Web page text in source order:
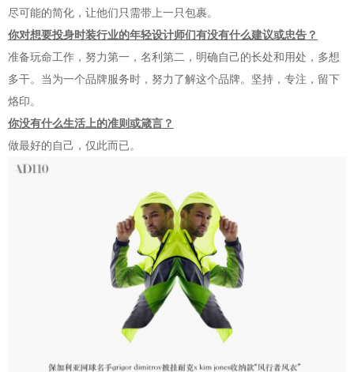
尽可能的简化，让他们只需带上一只包裹。
你对想要投身时装行业的年轻设计师们有没有什么建议或忠告？
准备玩命工作，努力第一，名利第二，明确自己的长处和用处，多想
多干。当为一个品牌服务时，努力了解这个品牌。坚持，专注，留下
烙印。
你没有什么生活上的准则或箴言？
做最好的自己，仅此而已。